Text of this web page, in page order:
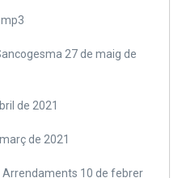
27 de maig de
de 2021
de 2021
Arrendaments 10 de febrer